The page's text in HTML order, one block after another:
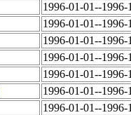
1996-01-01--
1996-01-01--
1996-01-01--
1996-01-01--
1996-01-01--
1996-01-01--
1996-01-01--